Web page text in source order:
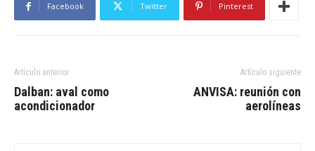
Facebook Twitter Pinterest
Artículo anterior
Dalban: aval como
acondicionador
Artículo siguiente
ANVISA: reunión con
aerolíneas